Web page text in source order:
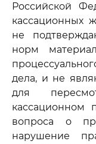
Российской
кассационных
не
норм
дела, и не
для
кассационном
вопроса о
нарушение